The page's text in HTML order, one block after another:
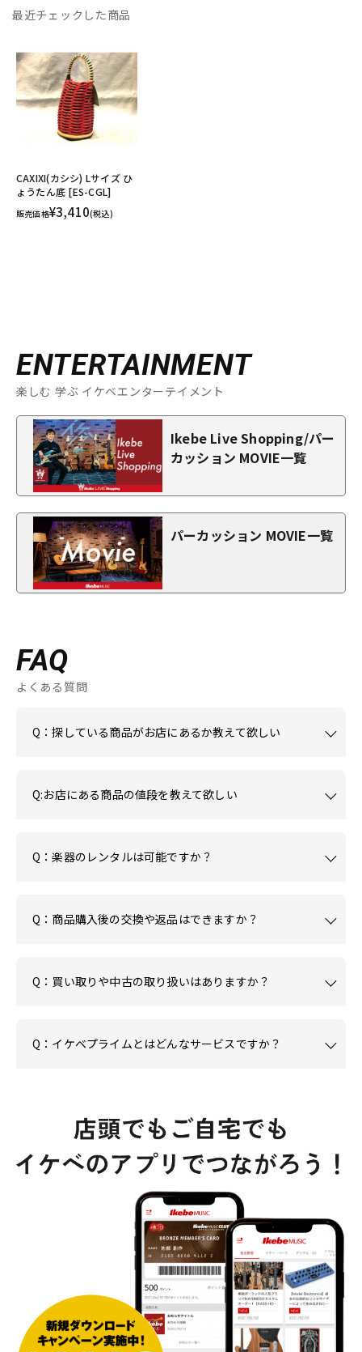
最近チェックした商品
CAXIXI(カシシ) Lサイズ ひ
ょうたん底 [ES-CGL]
販売価格¥3,410(税込)
ENTERTAINMENT
楽しむ 学ぶ イケベエンターテイメント
Ikebe Live Shopping/パー
カッション MOVIE一覧
パーカッション MOVIE一覧
FAQ
よくある質問
Q：探している商品がお店にあるか教えて欲しい
Q:お店にある商品の値段を教えて欲しい
Q：楽器のレンタルは可能ですか？
Q：商品購入後の交換や返品はできますか？
Q：買い取りや中古の取り扱いはありますか？
Q：イケベプライムとはどんなサービスですか？